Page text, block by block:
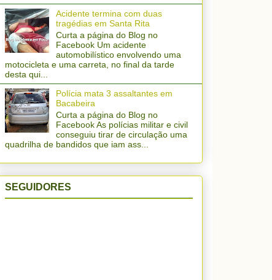
Acidente termina com duas
tragédias em Santa Rita
Curta a página do Blog no
Facebook Um acidente
automobilístico envolvendo uma
motocicleta e uma carreta, no final da tarde
desta qui...
Polícia mata 3 assaltantes em
Bacabeira
Curta a página do Blog no
Facebook As polícias militar e civil
conseguiu tirar de circulação uma
quadrilha de bandidos que iam ass...
SEGUIDORES